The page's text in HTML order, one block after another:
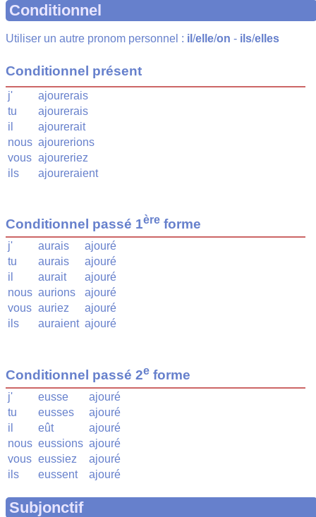
Conditionnel
Utiliser un autre pronom personnel : il /elle/on - ils/elles
Conditionnel présent
j'
ajourerais
tu
ajourerais
il
ajourerait
nous ajourerions
vous ajoureriez
ils
ajoureraient
Conditionnel passé 1ère forme
j' aurais
ajouré
tu
aurais
ajouré
il
aurait
ajouré
nous aurions
ajouré
vous auriez
ajouré
ils
auraient ajouré
Conditionnel passé 2e forme
j' eusse
ajouré
tu
eusses
ajouré
il
eût
ajouré
nous eussions ajouré
vous eussiez
ajouré
ils
eussent ajouré
Subjonctif